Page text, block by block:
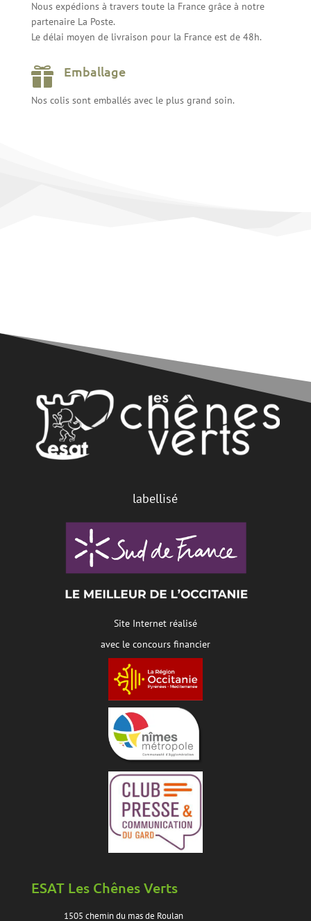
Nous expédions à travers toute la France grâce à notre
partenaire La Poste.
Le délai moyen de livraison pour la France est de 48h.
 Emballage
Nos colis sont emballés avec le plus grand soin.
labellisé
Site Internet réalisé
avec le concours financier
ESAT Les Chênes Verts
1505 chemin du mas de Roulan